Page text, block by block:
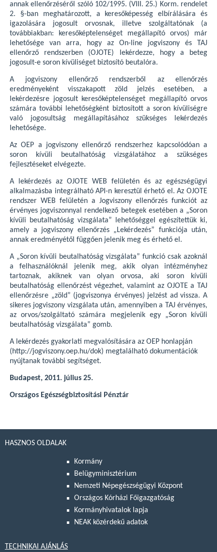
annak ellenőrzéséről szóló 102/1995. (VIII. 25.) Korm. rendelet
2. §-ban meghatározott, a keresőképesség elbírálására és
igazolására jogosult orvosnak, illetve szolgáltatónak (a
továbbiakban: keresőképtelenséget megállapító orvos) már
lehetősége van arra, hogy az On-line jogviszony és TAJ
ellenőrző rendszerben (OJOTE) lekérdezze, hogy a beteg
jogosult-e soron kívüliséget biztosító beutalóra.
A jogviszony ellenőrző rendszerből az ellenőrzés
eredményeként visszakapott zöld jelzés esetében, a
lekérdezésre jogosult keresőképtelenséget megállapító orvos
számára további lehetőségként biztosított a soron kívüliségre
való jogosultság megállapításához szükséges lekérdezés
lehetősége.
Az OEP a jogviszony ellenőrző rendszerhez kapcsolódóan a
soron kívüli beutalhatóság vizsgálatához a szükséges
fejlesztéseket elvégezte.
A lekérdezés az OJOTE WEB felületén és az egészségügyi
alkalmazásba integrálható API-n keresztül érhető el. Az OJOTE
rendszer WEB felületén a Jogviszony ellenőrzés funkciót az
érvényes jogviszonnyal rendelkező betegek esetében a „Soron
kívüli beutalhatóság vizsgálata” lehetőséggel egészítettük ki,
amely a jogviszony ellenőrzés „Lekérdezés” funkciója után,
annak eredményétől függően jelenik meg és érhető el.
A „Soron kívüli beutalhatóság vizsgálata” funkció csak azoknál
a felhasználóknál jelenik meg, akik olyan intézményhez
tartoznak, akiknek van olyan orvosa, aki soron kívüli
beutalhatóság ellenőrzést végezhet, valamint az OJOTE a TAJ
ellenőrzésre „zöld” (jogviszonya érvényes) jelzést ad vissza. A
sikeres jogviszony vizsgálata után, amennyiben a TAJ érvényes,
az orvos/szolgáltató számára megjelenik egy „Soron kívüli
beutalhatóság vizsgálata” gomb.
A lekérdezés gyakorlati megvalósítására az OEP honlapján
(http://jogviszony.oep.hu/dok) megtalálható dokumentációk
nyújtanak további segítséget.
Budapest, 2011. július 25.
Országos Egészségbiztosítási Pénztár
HASZNOS OLDALAK
Kormány
Belügyminisztérium
Nemzeti Népegészségügyi Központ
Országos Kórházi Főigazgatóság
Kormányhivatalok lapja
NEAK közérdekű adatok
TECHNIKAI AJÁNLÁS